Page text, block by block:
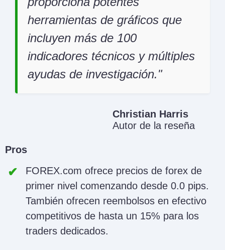
herramientas de gráficos que
incluyen más de 100
indicadores técnicos y múltiples
ayudas de investigación.
Christian Harris
Autor de la reseña
Pros
FOREX.com ofrece precios de forex de
primer nivel comenzando desde 0.0 pips.
También ofrecen reembolsos en efectivo
competitivos de hasta un 15% para los
traders dedicados.